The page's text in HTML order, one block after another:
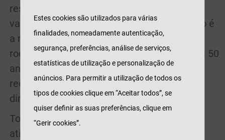
responsável ao volante dos clientes são
valorizados pela Tranquilidade. A prevenção é
a melhor forma de reduzir a sinistralidade
rodoviária e clientes que estão connosco há 50
anos sem acidentes merecem ser
reconhecidos, refere Emmanuel Lesueur,
diretor de marketing da Tranquilidade.
Todos os bons condutores, que forem
atingindo, ao longo do próximo ano, esta
Estes cookies são utilizados para várias
finalidades, nomeadamente autenticação,
segurança, preferências, análise de serviços,
estatísticas de utilização e personalização de
anúncios. Para permitir a utilização de todos os
tipos de cookies clique em “Aceitar todos”, se
quiser definir as suas preferências, clique em
“Gerir cookies”.